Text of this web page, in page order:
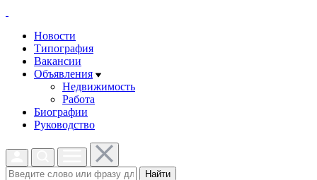
Новости
Типография
Вакансии
Объявления
Недвижимость
Работа
Биографии
Руководство
Найти